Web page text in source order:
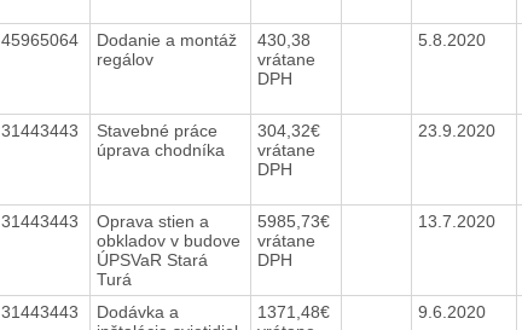
45965064
Dodanie a montáž
regálov
430,38
vrátane
DPH
5.8.2020
31443443
Stavebné práce
úprava chodníka
304,32€
vrátane
DPH
23.9.2020
31443443
Oprava stien a
obkladov v budove
ÚPSVaR Stará
Turá
5985,73€
vrátane
DPH
13.7.2020
31443443
Dodávka a
1371,48€
9.6.2020